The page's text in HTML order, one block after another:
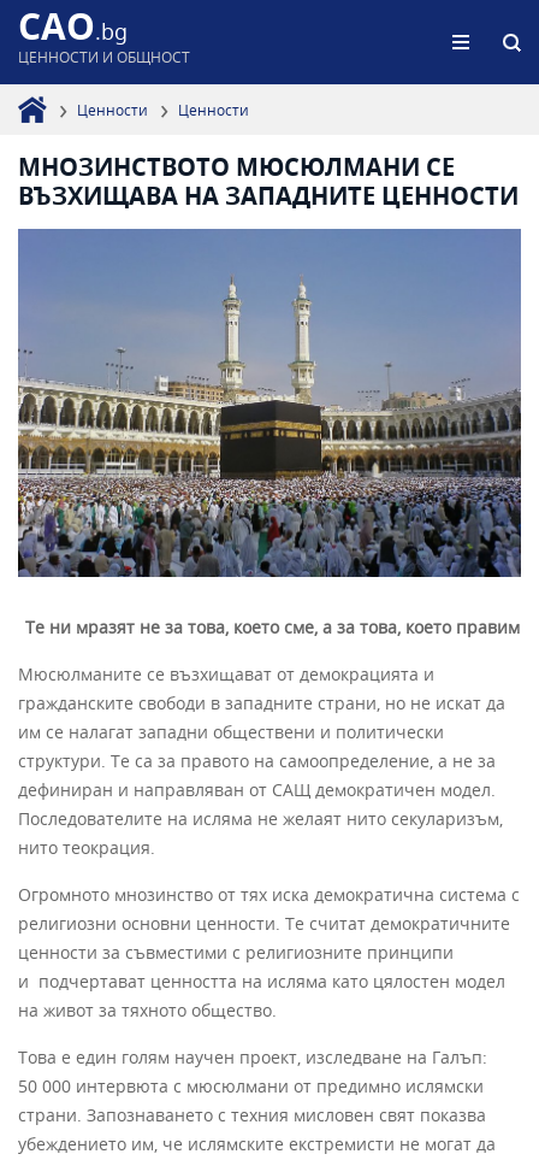
CAO.bg
ЦЕННОСТИ И ОБЩНОСТ
Ценности Ценности
МНОЗИНСТВОТО МЮСЮЛМАНИ СЕ
ВЪЗХИЩАВА НА ЗАПАДНИТЕ ЦЕННОСТИ
Те ни мразят не за това, което сме, а за това, което правим
Mюсюлманите се възхищават от демокрацията и
гражданските свободи в западните страни, но не искат да
им се налагат западни обществени и политически
структури. Те са за правото на самоопределение, а не за
дефиниран и направляван от САЩ демократичен модел.
Последователите на исляма не желаят нито секуларизъм,
нито теокрация.
Огромното мнозинство от тях иска демократична система с
религиозни основни ценности. Те считат демократичните
ценности за съвместими с религиозните принципи
и подчертават ценността на исляма като цялостен модел
на живот за тяхното общество.
Това е един голям научен проект, изследване на Галъп:
50 000 интервюта с мюсюлмани от предимно ислямски
страни. Запознаването с техния мисловен свят показва
убеждението им, че ислямските екстремисти не могат да